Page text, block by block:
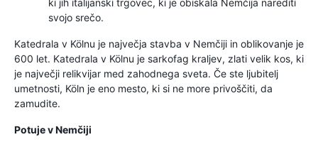
ki jih italijanski trgovec, ki je obiskala Nemčija narediti
svojo srečo.
Katedrala v Kölnu je največja stavba v Nemčiji in oblikovanje je
600 let. Katedrala v Kölnu je sarkofag kraljev, zlati velik kos, ki
je največji relikvijar med zahodnega sveta. Če ste ljubitelj
umetnosti, Köln je eno mesto, ki si ne more privoščiti, da
zamudite.
Potuje v Nemčiji